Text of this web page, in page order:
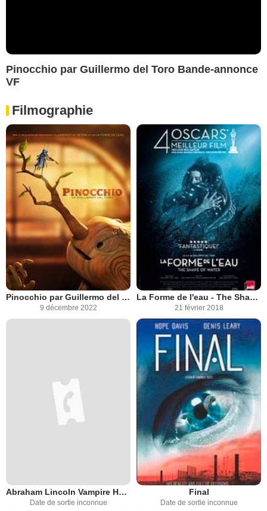
Pinocchio par Guillermo del Toro Bande-annonce
VF
Filmographie
Pinocchio par Guillermo del Toro
9 décembre 2022
La Forme de l'eau - The Shape of Water
21 février 2018
Abraham Lincoln Vampire Hunter : The Great Calamity
Date de sortie inconnue
Final
Date de sortie inconnue